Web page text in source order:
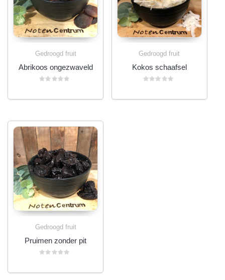
Gedroogd fruit
Abrikoos ongezwaveld
uit
Gedroogd fruit
Kokos schaafsel
uit
Gedroogd fruit
Pruimen zonder pit
uit